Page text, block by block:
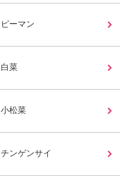
ピーマン
白菜
小松菜
チンゲンサイ